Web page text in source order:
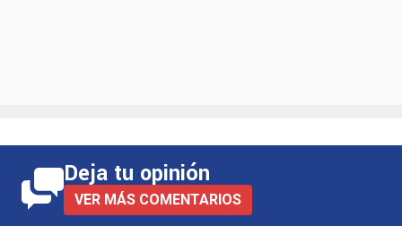
Deja tu opinión
VER MÁS COMENTARIOS